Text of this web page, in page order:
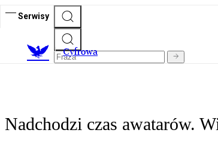
Serwisy
Cyfrowa
Nadchodzi czas awatarów.